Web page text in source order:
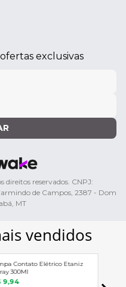
exclusivas
direitos reservados. CNPJ:
de Campos, 2387 - Dom
MT